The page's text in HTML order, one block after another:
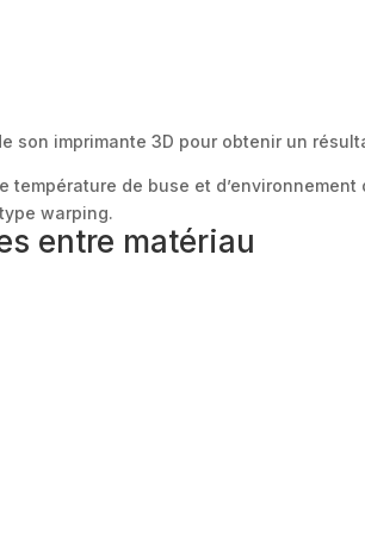
son imprimante 3D pour obtenir un
de buse et d’environnement
warping.
entre matériau